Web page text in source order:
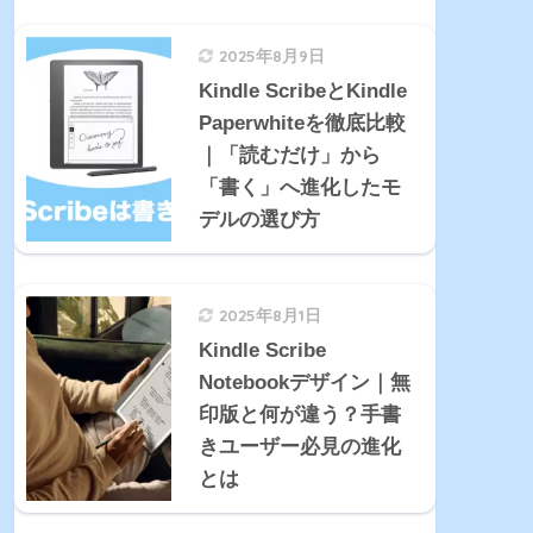
2025年8月9日
Kindle ScribeとKindle
Paperwhiteを徹底比較
｜「読むだけ」から
「書く」へ進化したモ
デルの選び方
2025年8月1日
Kindle Scribe
Notebookデザイン｜無
印版と何が違う？手書
きユーザー必見の進化
とは